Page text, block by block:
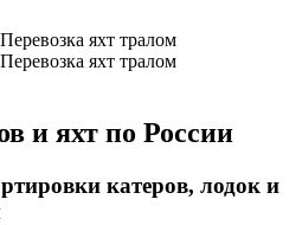
и яхт по России
катеров, лодок и